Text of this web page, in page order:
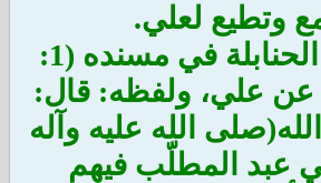
وتطيع لعلي.
وروى إمام الحنابلة في مسنده (1:
عن علي، ولفظه: قال:
الله عليه وآله
عبد المطلّب فيهم